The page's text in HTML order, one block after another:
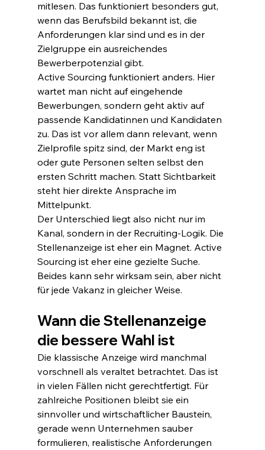
mitlesen. Das funktioniert besonders gut,
wenn das Berufsbild bekannt ist, die
Anforderungen klar sind und es in der
Zielgruppe ein ausreichendes
Bewerberpotenzial gibt.
Active Sourcing funktioniert anders. Hier
wartet man nicht auf eingehende
Bewerbungen, sondern geht aktiv auf
passende Kandidatinnen und Kandidaten
zu. Das ist vor allem dann relevant, wenn
Zielprofile spitz sind, der Markt eng ist
oder gute Personen selten selbst den
ersten Schritt machen. Statt Sichtbarkeit
steht hier direkte Ansprache im
Mittelpunkt.
Der Unterschied liegt also nicht nur im
Kanal, sondern in der Recruiting-Logik. Die
Stellenanzeige ist eher ein Magnet. Active
Sourcing ist eher eine gezielte Suche.
Beides kann sehr wirksam sein, aber nicht
für jede Vakanz in gleicher Weise.
Wann die Stellenanzeige
die bessere Wahl ist
Die klassische Anzeige wird manchmal
vorschnell als veraltet betrachtet. Das ist
in vielen Fällen nicht gerechtfertigt. Für
zahlreiche Positionen bleibt sie ein
sinnvoller und wirtschaftlicher Baustein,
gerade wenn Unternehmen sauber
formulieren, realistische Anforderungen